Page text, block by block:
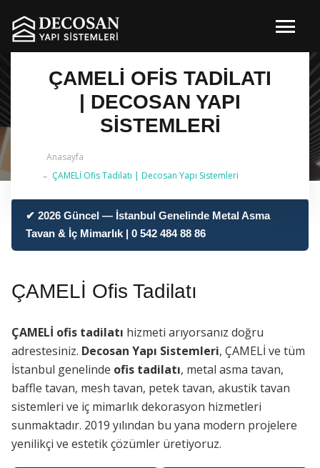
ÇAMELİ OFIS TADILATI
| DECOSAN YAPI
SISTEMLERI
Anasayfa
ÇAMELİ Ofis Tadilatı | Decosan Yapı Sistemleri
✔ 2026 Güncel — İstanbul Genelinde Metal Asma
Tavan & İç Mimarlık | 0 542 484 88 86
ÇAMELİ Ofis Tadilatı
ÇAMELİ ofis tadilatı hizmeti arıyorsanız doğru
adrestesiniz. Decosan Yapı Sistemleri, ÇAMELİ ve tüm
İstanbul genelinde ofis tadilatı, metal asma tavan,
baffle tavan, mesh tavan, petek tavan, akustik tavan
sistemleri ve iç mimarlık dekorasyon hizmetleri
sunmaktadır. 2019 yılından bu yana modern projelere
yenilikçi ve estetik çözümler üretiyoruz.